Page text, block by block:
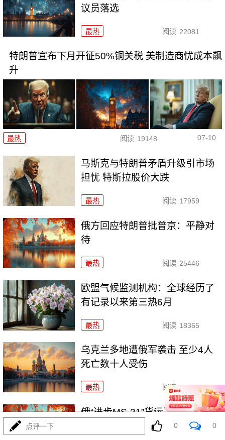
议员落选
最热 阅读 22081
特朗普宣布下月开征50%铜关税 美制造商忧成本飙
升
最热 阅读 19148 07-10
马斯克与特朗普矛盾升级引市场
担忧 特斯拉股价大跌
最热 阅读 17959
俄方回应特朗普批普京：平静对
待
最热 阅读 25446
欧盟气候监测机构：全球经历了
有记录以来第三热6月
最热 阅读 18365
乌克兰多地遭俄军袭击 至少4人
死亡数十人受伤
最热 阅读 17904
俄“进步MS-31”货运飞船与国际空
点评一下 0 0